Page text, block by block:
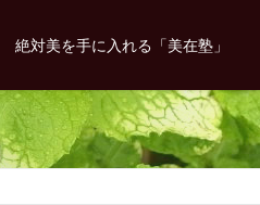
絶対美を手に入れる「美在塾」